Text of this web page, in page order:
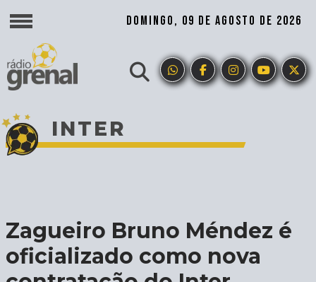
DOMINGO, 09 DE AGOSTO DE 2026
INTER
Zagueiro Bruno Méndez é
oficializado como nova